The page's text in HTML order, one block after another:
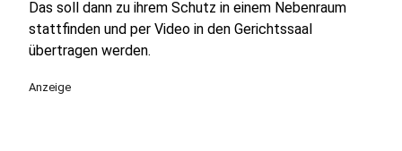
Das soll dann zu ihrem Schutz in einem Nebenraum
stattfinden und per Video in den Gerichtssaal
übertragen werden.
Anzeige